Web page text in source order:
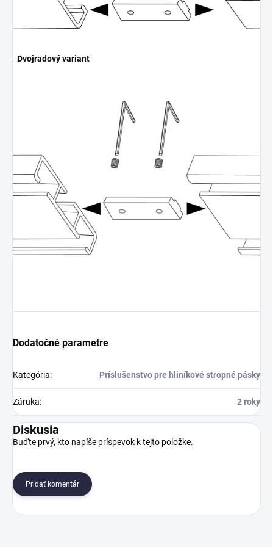
-Dvojradový variant
Dodatočné parametre
Kategória: Príslušenstvo pre hliníkové stropné pásky
Záruka: 2 roky
Diskusia
Buďte prvý, kto napíše príspevok k tejto položke.
Pridať komentár